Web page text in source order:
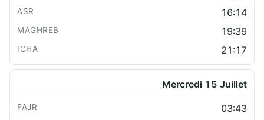
16:14
19:39
21:17
Mercredi 15 Juillet
03:43